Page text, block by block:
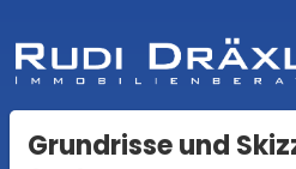
Grundrisse und